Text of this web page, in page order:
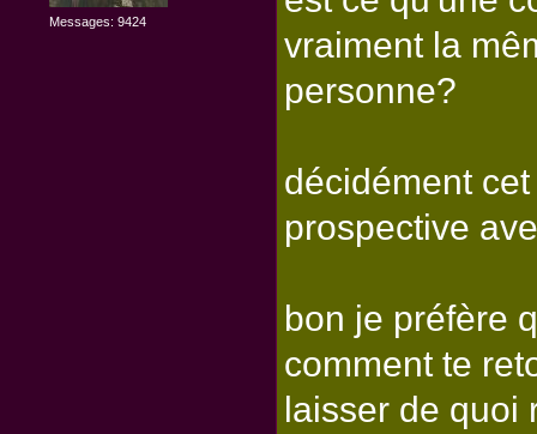
Messages: 9424
vraiment la
personne?
décidément
prospective
bon je préfère
comment te
laisser de